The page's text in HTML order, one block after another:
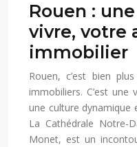
Rouen :
vivre, votre
immobilier
Rouen, c’est bien
immobiliers. C’est
une culture dynamique
La Cathédrale Notre-
Monet, est un